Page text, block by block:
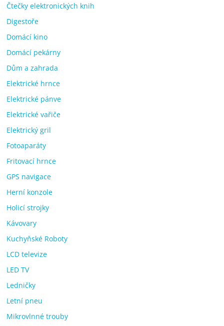
Čtečky elektronických knih
Digestoře
Domácí kino
Domácí pekárny
Dům a zahrada
Elektrické hrnce
Elektrické pánve
Elektrické vařiče
Elektrický gril
Fotoaparáty
Fritovací hrnce
GPS navigace
Herní konzole
Holicí strojky
Kávovary
Kuchyňské Roboty
LCD televize
LED TV
Ledničky
Letní pneu
Mikrovlnné trouby